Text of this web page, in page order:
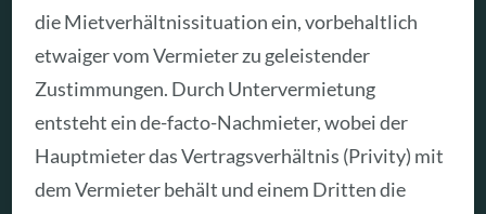
die Mietverhältnissituation ein, vorbehaltlich
etwaiger vom Vermieter zu geleistender
Zustimmungen. Durch Untervermietung
entsteht ein de-facto-Nachmieter, wobei der
Hauptmieter das Vertragsverhältnis (Privity) mit
dem Vermieter behält und einem Dritten die